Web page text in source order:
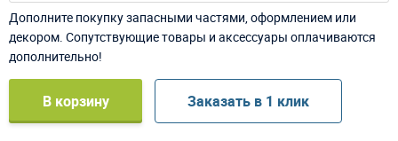
Дополните покупку запасными частями, оформлением или
декором. Сопутствующие товары и аксессуары оплачиваются
дополнительно!
В корзину Заказать в 1 клик